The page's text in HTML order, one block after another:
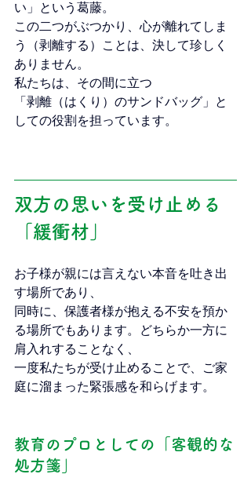
い」という葛藤。
この二つがぶつかり、心が離れてしま
う（剥離する）ことは、決して珍しく
ありません。
私たちは、その間に立つ
「剥離（はくり）のサンドバッグ」と
しての役割を担っています。
双方の思いを受け止める
「緩衝材」
お子様が親には言えない本音を吐き出
す場所であり、
同時に、保護者様が抱える不安を預か
る場所でもあります。どちらか一方に
肩入れすることなく、
一度私たちが受け止めることで、ご家
庭に溜まった緊張感を和らげます。
教育のプロとしての「客観的な
処方箋」